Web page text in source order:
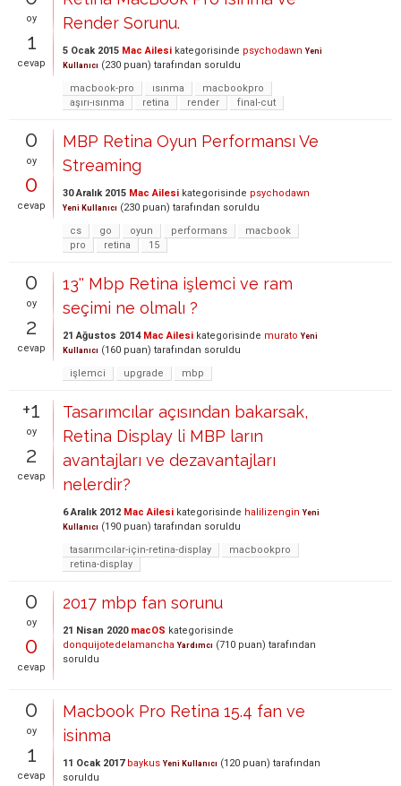
oy
1
cevap
Render Sorunu.
5 Ocak 2015 Mac Ailesi kategorisinde psychodawn Yeni
Kullanıcı (230 puan) tarafından soruldu
macbook-pro
ısınma
macbookpro
aşırı-ısınma
retina render final-cut
0
oy
0
cevap
MBP Retina Oyun Performansı Ve
Streaming
30 Aralık 2015 Mac Ailesi kategorisinde psychodawn
Yeni Kullanıcı (230 puan) tarafından soruldu
cs
go oyun performans
macbook
pro
retina 15
0
oy
2
cevap
13'' Mbp Retina işlemci ve ram
seçimi ne olmalı ?
21 Ağustos 2014 Mac Ailesi kategorisinde murato Yeni
Kullanıcı (160 puan) tarafından soruldu
işlemci
upgrade mbp
+1
oy
2
cevap
Tasarımcılar açısından bakarsak,
Retina Display li MBP ların
avantajları ve dezavantajları
nelerdir?
6 Aralık 2012 Mac Ailesi kategorisinde halilizengin Yeni
Kullanıcı (190 puan) tarafından soruldu
tasarımcılar-için-retina-display
macbookpro
retina-display
0
oy
0
cevap
2017 mbp fan sorunu
21 Nisan 2020 macOS kategorisinde
donquijotedelamancha Yardımcı (710 puan) tarafından
soruldu
0
oy
1
cevap
Macbook Pro Retina 15.4 fan ve
isinma
11 Ocak 2017 baykus Yeni Kullanıcı (120 puan) tarafından
soruldu